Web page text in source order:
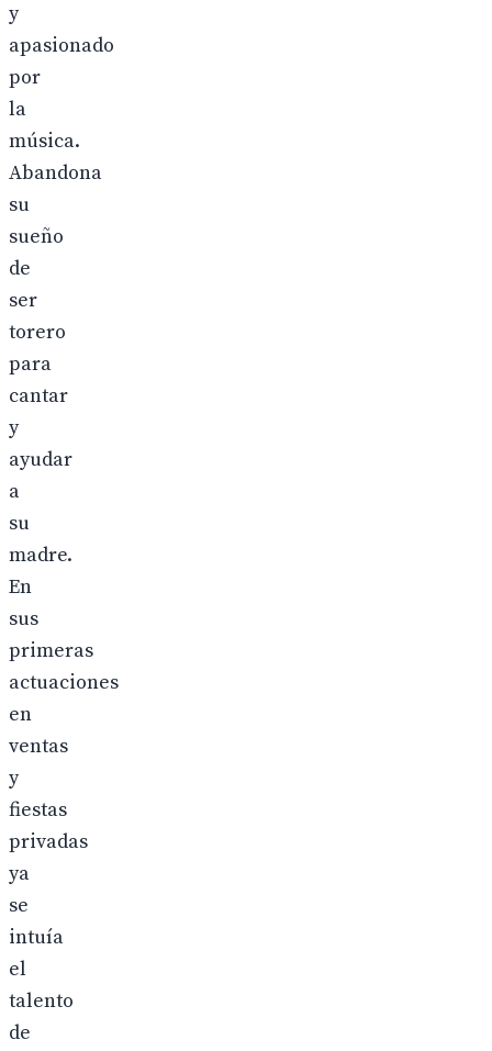
y
apasionado
por
la
música.
Abandona
su
sueño
de
ser
torero
para
cantar
y
ayudar
a
su
madre.
En
sus
primeras
actuaciones
en
ventas
y
fiestas
privadas
ya
se
intuía
el
talento
de